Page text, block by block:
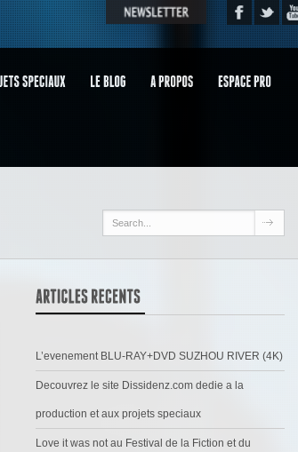
L’evenement BLU-RAY+DVD SUZHOU RIVER (4K)
Decouvrez le site Dissidenz.com dedie a la
production et aux projets speciaux
Love it was not au Festival de la Fiction et du